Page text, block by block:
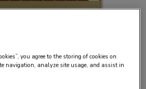
you agree to the storing of cookies on
navigation, analyze site usage, and assist in